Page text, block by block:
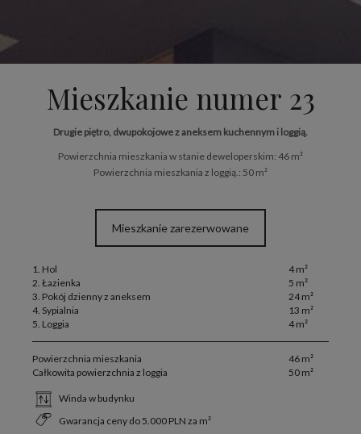
Mieszkanie numer 23
Drugie piętro, dwupokojowe z aneksem kuchennym i loggią.
Powierzchnia mieszkania w stanie deweloperskim: 46 m²
Powierzchnia mieszkania z loggią.: 50 m²
Mieszkanie zarezerwowane
1. Hol
4 m²
2. Łazienka
5 m²
3. Pokój dzienny z aneksem
24 m²
4. Sypialnia
13 m²
5. Loggia
4 m²
Powierzchnia mieszkania
46 m²
Całkowita powierzchnia z loggia
50 m²
Winda w budynku
Gwarancja ceny do 5.000 PLN za m²